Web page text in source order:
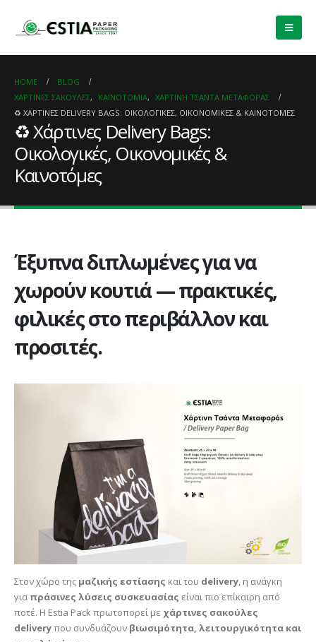
HOME
BLOG
ΧΆΡΤΙΝΕΣ ΣΑΚΟΎΛΕΣ, ΚΑΙΝΟΤΟΜΊΑ, ΧΆΡΤΙΝΗ ΤΣΆΝΤΑ ΜΕΤΑΦΟΡΆΣ
♻️ ΧΆΡΤΙΝΕΣ DELIVERY BAGS: ΟΙΚΟΛΟΓΙΚΈΣ, ΟΙΚΟΝΟΜΙΚΈΣ & ΚΑΙΝΟΤΌΜΕΣ
♻️ Χάρτινες Delivery Bags:
Οικολογικές, Οικονομικές &
Καινοτόμες
Έξυπνα διπλωμένες για να
χωρούν κουτιά — πρακτικές,
φιλικές στο περιβάλλον και
προσιτές.
Στον χώρο της μαζικής εστίασης και του delivery, η ανάγκη
για πράσινες λύσεις συσκευασίας είναι πιο επίκαιρη από
ποτέ. Η Estia Pack πρωτοπορεί με χάρτινες σακούλες
deliveryπου συνδυάζουν βιωσιμότητα, λειτουργικότητα και